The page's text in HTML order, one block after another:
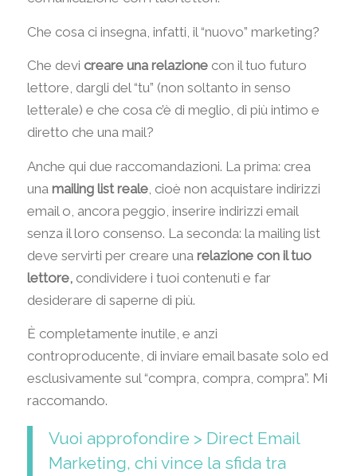
Che cosa ci insegna, infatti, il “nuovo” marketing?
Che devi creare una relazionecon il tuo futuro
lettore, dargli del “tu” (non soltanto in senso
letterale) e che cosa c’è di meglio, di più intimo e
diretto che una mail?
Anche qui due raccomandazioni. La prima: crea
una mailing list reale, cioè non acquistare indirizzi
email o, ancora peggio, inserire indirizzi email
senza il loro consenso. La seconda: la mailing list
deve servirti per creare una relazione con il tuo
lettore,condividere i tuoi contenuti e far
desiderare di saperne di più.
È completamente inutile, e anzi
controproducente, di inviare email basate solo ed
esclusivamente sul “compra, compra, compra”. Mi
raccomando.
Vuoi approfondire > Direct Email
Marketing, chi vince la sfida tra